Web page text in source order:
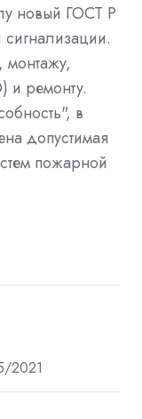
новый ГОСТ Р
монтажу,
и ремонту.
в
допустимая
пожарной
2021